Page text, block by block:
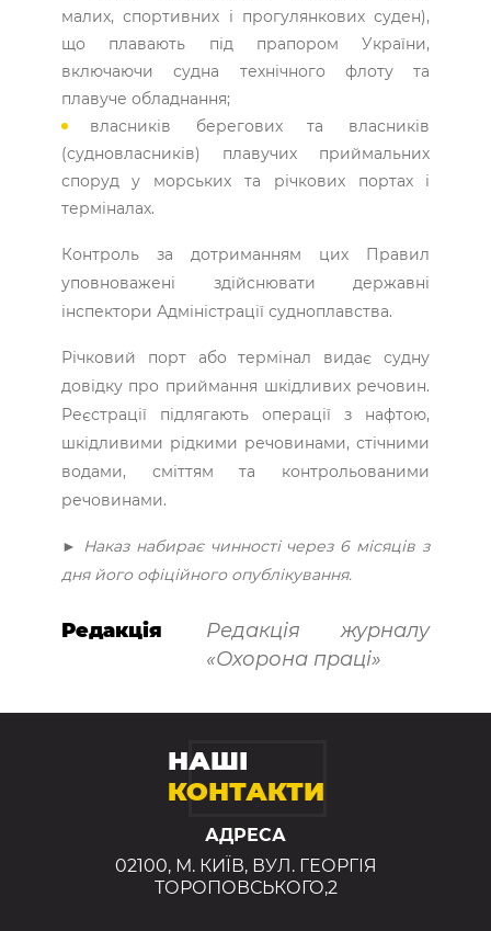
малих, спортивних і прогулянкових суден),
що плавають під прапором України,
включаючи судна технічного флоту та
плавуче обладнання;
власників берегових та власників
(судновласників) плавучих приймальних
споруд у морських та річкових портах і
терміналах.
Контроль за дотриманням цих Правил
уповноважені здійснювати державні
інспектори Адміністрації судноплавства.
Річковий порт або термінал видає судну
довідку про приймання шкідливих речовин.
Реєстрації підлягають операції з нафтою,
шкідливими рідкими речовинами, стічними
водами, сміттям та контрольованими
речовинами.
► Наказ набирає чинності через 6 місяців з
дня його офіційного опублікування.
Редакція
Редакція журналу
«Охорона праці»
НАШІ
КОНТАКТИ
АДРЕСА
02100, М. КИЇВ, ВУЛ. ГЕОРГІЯ
ТОРОПОВСЬКОГО,2